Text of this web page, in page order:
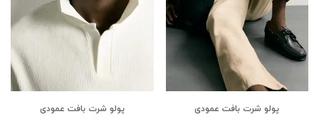
پولو شرت بافت عمودی پولو شرت بافت عمودی